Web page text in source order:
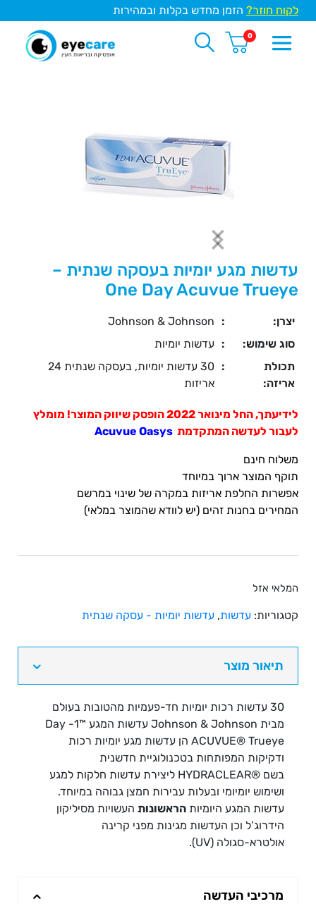
לקוח חוזר? הזמן מחדש בקלות ובמהירות
0
עדשות מגע יומיות בעסקה שנתית –
One Day Acuvue Trueye
יצרן: :
Johnson & Johnson
סוג שימוש:
: עדשות יומיות
תכולת
אריזה:
:
30 עדשות יומיות, בעסקה שנתית 24
אריזות
לידיעתך, החל מינואר 2022 הופסק שיווק המוצר!
מומלץ
לעבור לעדשה המתקדמת Acuvue Oasys
משלוח חינם
תוקף המוצר ארוך במיוחד
אפשרות החלפת אריזות במקרה של שינוי במרשם
המחירים בחנות זהים (יש לוודא שהמוצר במלאי)
המלאי אזל
קטגוריות: עדשות, עדשות יומיות - עסקה שנתית
תיאור מוצר
30 עדשות רכות יומיות חד-פעמיות מהטובות בעולם
מבית Johnson & Johnson עדשות המגע
™1- Day
ACUVUE® Trueye הן עדשות מגע יומיות רכות
ודקיקות המפותחות בטכנולוגיית חדשנית
בשם ®HYDRACLEAR
ליצירת עדשות חלקות למגע
ושימוש יומיומי ובעלות עבירות חמצן גבוהה במיוחד.
עדשות המגע היומיות הראשונות העשויות מסיליקון
הידרוג’ל וכן העדשות מגינות מפני קרינה
אולטרא-סגולה (UV).
מרכיבי העדשה